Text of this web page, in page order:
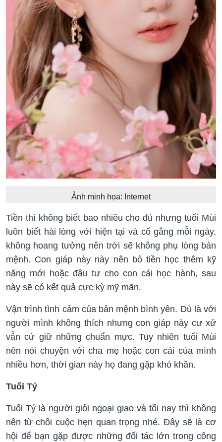
Ảnh minh họa: Internet
Tiền thì không biết bao nhiêu cho đủ nhưng tuổi Mùi
luôn biết hài lòng với hiện tại và cố gắng mỗi ngày,
không hoang tưởng nên trời sẽ không phụ lòng bản
mệnh. Con giáp này này nên bỏ tiền học thêm kỹ
năng mới hoặc đầu tư cho con cái học hành, sau
này sẽ có kết quả cực kỳ mỹ mãn.
Vận trình tình cảm của bản mệnh bình yên. Dù là với
người mình không thích nhưng con giáp này cư xử
vẫn cứ giữ những chuẩn mực. Tuy nhiên tuổi Mùi
nên nói chuyện với cha mẹ hoặc con cái của mình
nhiều hơn, thời gian này họ đang gặp khó khăn.
Tuổi Tý
Tuổi Tý là người giỏi ngoại giao và tối nay thì không
nên từ chối cuộc hẹn quan trọng nhé. Đây sẽ là cơ
hội để bạn gặp được những đối tác lớn trong công